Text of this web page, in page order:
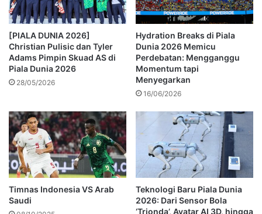
[PIALA DUNIA 2026]
Christian Pulisic dan Tyler
Adams Pimpin Skuad AS di
Piala Dunia 2026
28/05/2026
Hydration Breaks di Piala
Dunia 2026 Memicu
Perdebatan: Mengganggu
Momentum tapi
Menyegarkan
16/06/2026
Timnas Indonesia VS Arab
Saudi
Teknologi Baru Piala Dunia
2026: Dari Sensor Bola
‘Trionda’, Avatar AI 3D, hingga